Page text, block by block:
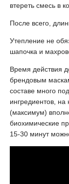
втереть смесь в
После всего,
Утепление не
шапочка и
Время действия
брендовым
составе много
ингредиентов, на
(максимум)
биохимические
15-30 минут